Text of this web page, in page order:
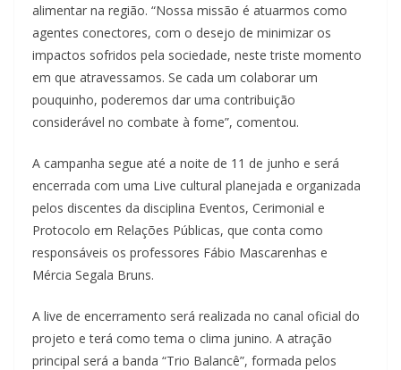
alimentar na região. “Nossa missão é atuarmos como
agentes conectores, com o desejo de minimizar os
impactos sofridos pela sociedade, neste triste momento
em que atravessamos. Se cada um colaborar um
pouquinho, poderemos dar uma contribuição
considerável no combate à fome”, comentou.
A campanha segue até a noite de 11 de junho e será
encerrada com uma Live cultural planejada e organizada
pelos discentes da disciplina Eventos, Cerimonial e
Protocolo em Relações Públicas, que conta como
responsáveis os professores Fábio Mascarenhas e
Mércia Segala Bruns.
A live de encerramento será realizada no canal oficial do
projeto e terá como tema o clima junino. A atração
principal será a banda “Trio Balancê”, formada pelos